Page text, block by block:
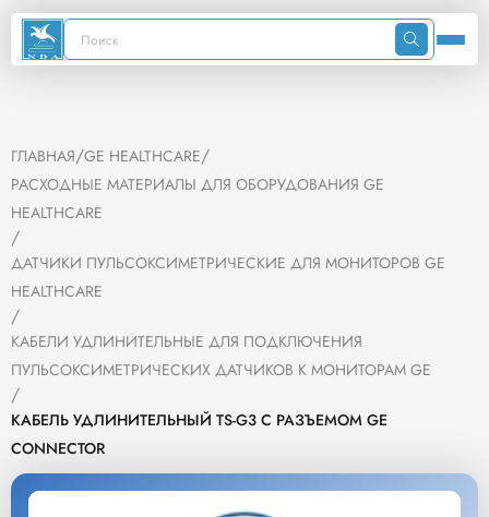
ГЛАВНАЯ/GE HEALTHCARE/
РАСХОДНЫЕ МАТЕРИАЛЫ ДЛЯ ОБОРУДОВАНИЯ GE
HEALTHCARE
/
ДАТЧИКИ ПУЛЬСОКСИМЕТРИЧЕСКИЕ ДЛЯ МОНИТОРОВ GE
HEALTHCARE
/
КАБЕЛИ УДЛИНИТЕЛЬНЫЕ ДЛЯ ПОДКЛЮЧЕНИЯ
ПУЛЬСОКСИМЕТРИЧЕСКИХ ДАТЧИКОВ К МОНИТОРАМ GE
/
КАБЕЛЬ УДЛИНИТЕЛЬНЫЙ TS-G3 С РАЗЪЕМОМ GE
CONNECTOR